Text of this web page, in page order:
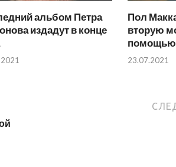
альбом Петра
издадут в конце
Пол
вторую
помощью
23.07.2021